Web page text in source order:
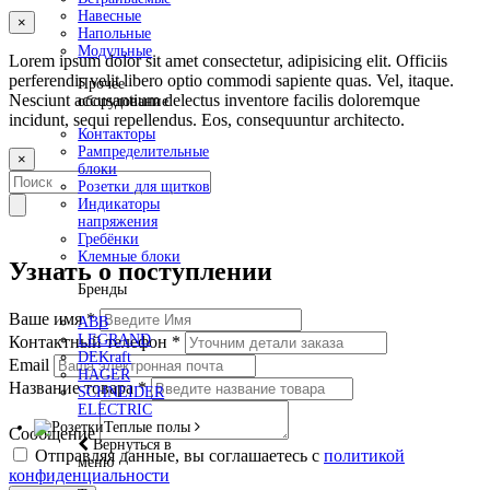
Навесные
Напольные
Модульные
Прочее
оборудование
Контакторы
Рампределительные
блоки
Розетки для щитков
Индикаторы
напряжения
Гребёнки
Клемные блоки
Бренды
ABB
LEGRAND
DEKraft
HAGER
SCHNEIDER
ELECTRIC
Теплые полы
Вернуться в
меню
×
Lorem ipsum dolor sit amet consectetur, adipisicing elit. Officiis
perferendis velit libero optio commodi sapiente quas. Vel, itaque.
Nesciunt accusantium delectus inventore facilis doloremque
incidunt, sequi repellendus. Eos, consequuntur architecto.
×
Узнать о поступлении
Ваше имя*
Контактный телефон *
Email
Название товара*
Сообщение
Отправляя данные, вы соглашаетесь с политикой
конфиденциальности